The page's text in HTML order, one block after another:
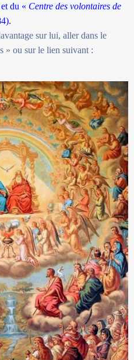
du « Centre des volontaires de
sur lui, aller dans le
» ou sur le lien suivant :